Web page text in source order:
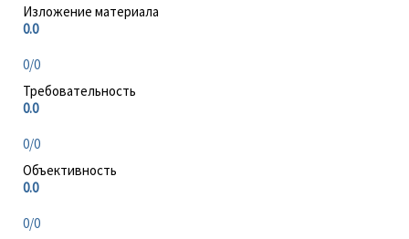
Изложение материала
0.0
0/0
Требовательность
0.0
0/0
Объективность
0.0
0/0